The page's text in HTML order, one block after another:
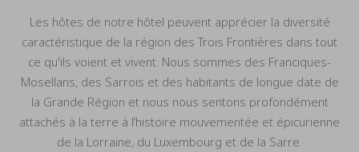
Les hôtes de notre hôtel peuvent apprécier la diversité
caractéristique de la région des Trois Frontières dans tout
ce qu'ils voient et vivent. Nous sommes des Franciques-
Mosellans, des Sarrois et des habitants de longue date de
la Grande Région et nous nous sentons profondément
attachés à la terre à l’histoire mouvementée et épicurienne
de la Lorraine, du Luxembourg et de la Sarre.